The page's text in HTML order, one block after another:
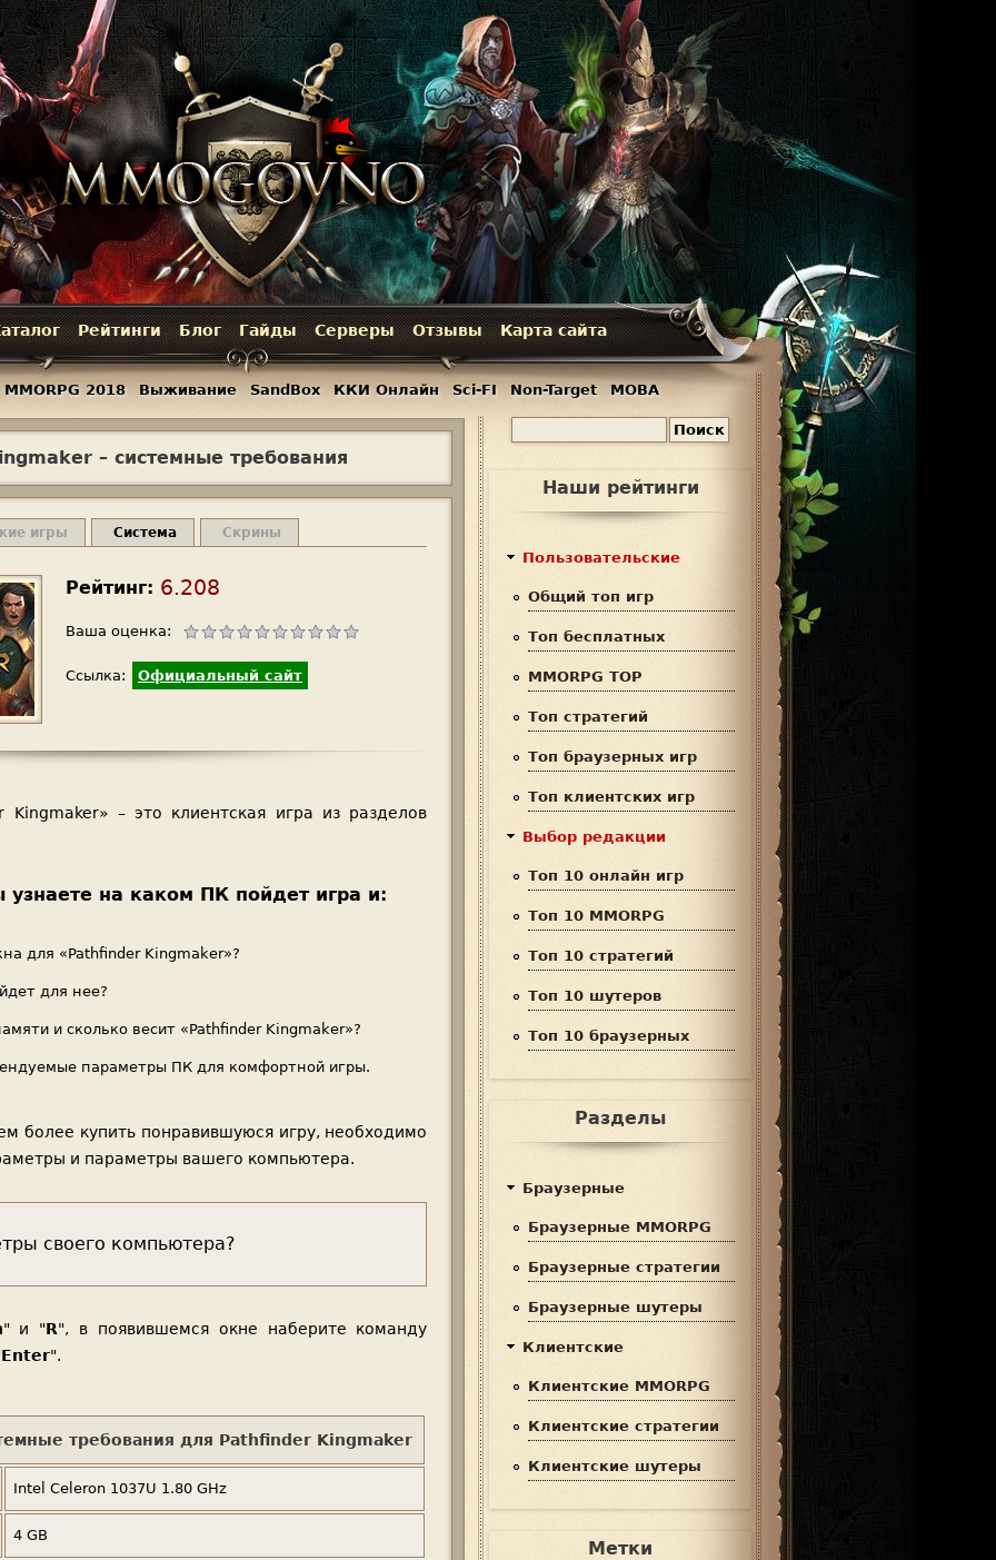
Jump to navigation
– системные требования
игры Система Скрины
Рейтинг: 6.208
Ваша оценка:
Ссылка: Официальный сайт
Kingmaker» – это клиентская игра из разделов
узнаете на каком ПК пойдет игра и:
для «Pathfinder Kingmaker»?
для нее?
и сколько весит «Pathfinder Kingmaker»?
параметры ПК для комфортной игры.
более купить понравившуюся игру, необходимо
и параметры вашего компьютера.
своего компьютера?
" и "R", в появившемся окне наберите команду
Enter".
требования для Pathfinder Kingmaker
Intel Celeron 1037U 1.80 GHz
4 GB
Рейтинги Блог Гайды Серверы Отзывы Карта сайта
MMORPG 2018 Выживание SandBox ККИ Онлайн Sci-FI Non-Target MOBA
Наши рейтинги
Пользовательские
Общий топ игр
Топ бесплатных
MMORPG TOP
Топ стратегий
Топ браузерных игр
Топ клиентских игр
Выбор редакции
Топ 10 онлайн игр
Топ 10 MMORPG
Топ 10 стратегий
Топ 10 шутеров
Топ 10 браузерных
Разделы
Браузерные
Браузерные MMORPG
Браузерные стратегии
Браузерные шутеры
Клиентские
Клиентские MMORPG
Клиентские стратегии
Клиентские шутеры
Метки